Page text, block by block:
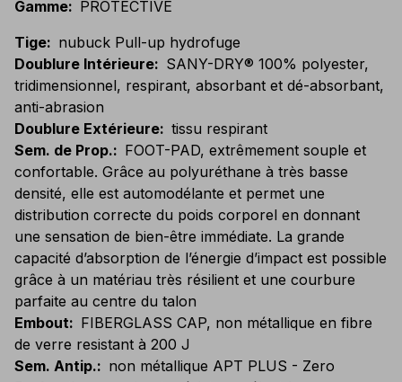
Gamme: PROTECTIVE
Tige: nubuck Pull-up hydrofuge
Doublure Intérieure: SANY-DRY® 100% polyester,
tridimensionnel, respirant, absorbant et dé-absorbant,
anti-abrasion
Doublure Extérieure: tissu respirant
Sem. de Prop.: FOOT-PAD, extrêmement souple et
confortable. Grâce au polyuréthane à très basse
densité, elle est automodélante et permet une
distribution correcte du poids corporel en donnant
une sensation de bien-être immédiate. La grande
capacité d’absorption de l’énergie d’impact est possible
grâce à un matériau très résilient et une courbure
parfaite au centre du talon
Embout: FIBERGLASS CAP, non métallique en fibre
de verre resistant à 200 J
Sem. Antip.: non métallique APT PLUS - Zero